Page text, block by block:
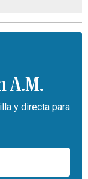
A.M.
y directa para